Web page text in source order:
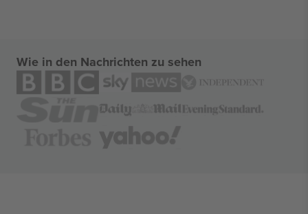
Wie in den Nachrichten zu sehen